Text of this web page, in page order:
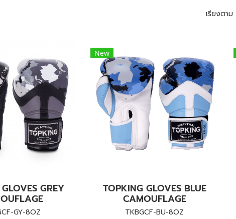
เรียงตาม
GREY
GY-8OZ
New
TOPKING GLOVES BLUE
CAMOUFLAGE
TKBGCF-BU-8OZ